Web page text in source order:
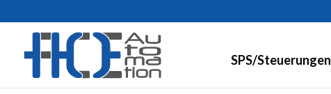
SPS/Steuerungen